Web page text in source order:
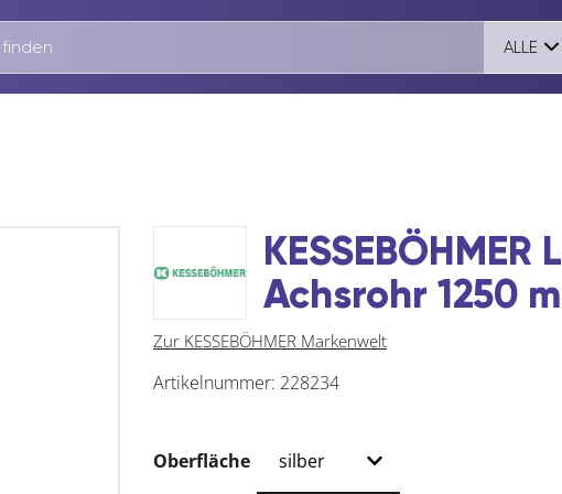
ALLE
KESSEBÖHMER
Achsrohr 1250
Zur KESSEBÖHMER Markenwelt
Artikelnummer: 228234
Oberfläche